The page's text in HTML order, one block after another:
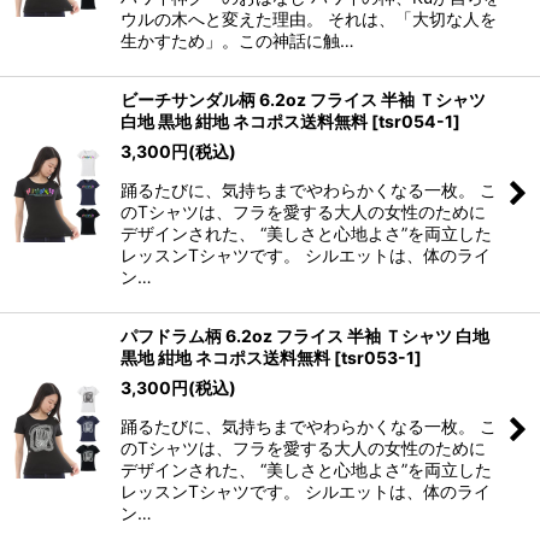
ウルの木へと変えた理由。 それは、「大切な人を
生かすため」。この神話に触…
ビーチサンダル柄 6.2oz フライス 半袖 Ｔシャツ
白地 黒地 紺地 ネコポス送料無料 [tsr054-1]
3,300円(税込)
踊るたびに、気持ちまでやわらかくなる一枚。 こ
のTシャツは、フラを愛する大人の女性のために
デザインされた、 “美しさと心地よさ”を両立した
レッスンTシャツです。 シルエットは、体のライ
ン…
パフドラム柄 6.2oz フライス 半袖 Ｔシャツ 白地
黒地 紺地 ネコポス送料無料 [tsr053-1]
3,300円(税込)
踊るたびに、気持ちまでやわらかくなる一枚。 こ
のTシャツは、フラを愛する大人の女性のために
デザインされた、 “美しさと心地よさ”を両立した
レッスンTシャツです。 シルエットは、体のライ
ン…